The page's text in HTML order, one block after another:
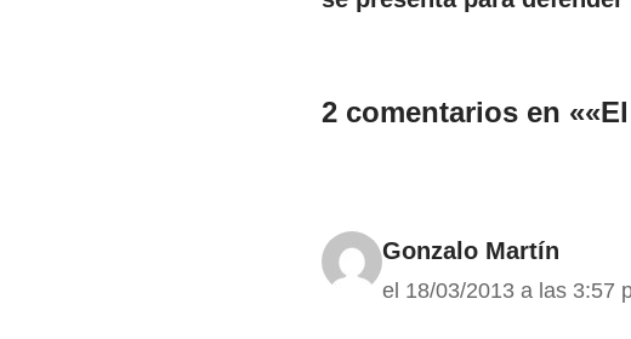
2 comentarios en
Gonzalo Martín
el 18/03/2013 a las 3:57